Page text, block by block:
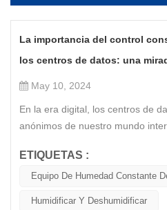
La importancia del control
los centros de datos: una
May 10, 2024
En la era digital, los centros de
anónimos de nuestro mundo
favorito y mantienen las
problemas. Sin embargo, estos
ETIQUETAS :
Equipo De Humedad Constante
Humidificar Y Deshumidificar